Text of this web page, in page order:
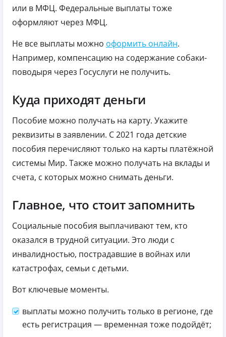
или в МФЦ. Федеральные выплаты тоже
оформляют через МФЦ.
Не все выплаты можно оформить онлайн.
Например, компенсацию на содержание собаки-
поводыря через Госуслуги не получить.
Куда приходят деньги
Пособие можно получать на карту. Укажите
реквизиты в заявлении. С 2021 года детские
пособия перечисляют только на карты платёжной
системы Мир. Также можно получать на вклады и
счета, с которых можно снимать деньги.
Главное, что стоит запомнить
Социальные пособия выплачивают тем, кто
оказался в трудной ситуации. Это люди с
инвалидностью, пострадавшие в войнах или
катастрофах, семьи с детьми.
Вот ключевые моменты.
выплаты можно получить только в регионе, где
есть регистрация — временная тоже подойдёт;